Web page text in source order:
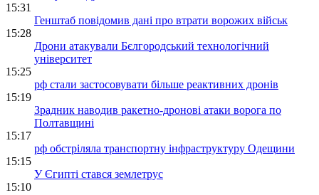
15:31
Генштаб повідомив дані про втрати ворожих військ
15:28
Дрони атакували Бєлгородський технологічний
університет
15:25
рф стали застосовувати більше реактивних дронів
15:19
Зрадник наводив ракетно-дронові атаки ворога по
Полтавщині
15:17
рф обстріляла транспортну інфраструктуру Одещини
15:15
У Єгипті стався землетрус
15:10